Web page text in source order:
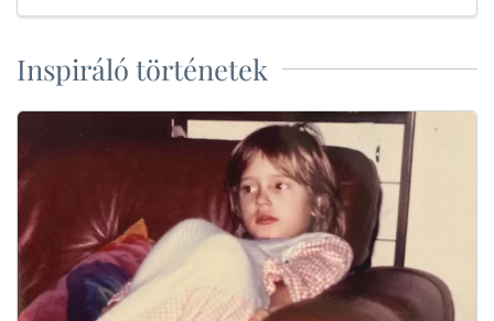
Inspiráló történetek